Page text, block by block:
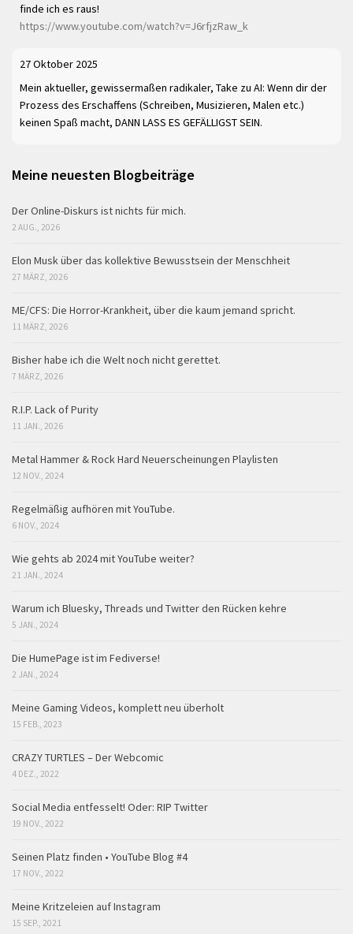
finde ich es raus!
https://www.youtube.com/watch?v=J6rfjzRaw_k
27 Oktober 2025
Mein aktueller, gewissermaßen radikaler, Take zu AI: Wenn dir der
Prozess des Erschaffens (Schreiben, Musizieren, Malen etc.)
keinen Spaß macht, DANN LASS ES GEFÄLLIGST SEIN.
Meine neuesten Blogbeiträge
Der Online-Diskurs ist nichts für mich.
2 AUG., 2026
Elon Musk über das kollektive Bewusstsein der Menschheit
27 MÄRZ, 2026
ME/CFS: Die Horror-Krankheit, über die kaum jemand spricht.
11 MÄRZ, 2026
Bisher habe ich die Welt noch nicht gerettet.
7 MÄRZ, 2026
R.I.P. Lack of Purity
11 JAN., 2026
Metal Hammer & Rock Hard Neuerscheinungen Playlisten
12 NOV., 2024
Regelmäßig aufhören mit YouTube.
6 NOV., 2024
Wie gehts ab 2024 mit YouTube weiter?
21 JAN., 2024
Warum ich Bluesky, Threads und Twitter den Rücken kehre
5 JAN., 2024
Die HumePage ist im Fediverse!
2 JAN., 2024
Meine Gaming Videos, komplett neu überholt
15 FEB., 2023
CRAZY TURTLES – Der Webcomic
4 DEZ., 2022
Social Media entfesselt! Oder: RIP Twitter
19 NOV., 2022
Seinen Platz finden • YouTube Blog #4
17 NOV., 2022
Meine Kritzeleien auf Instagram
15 SEP., 2021